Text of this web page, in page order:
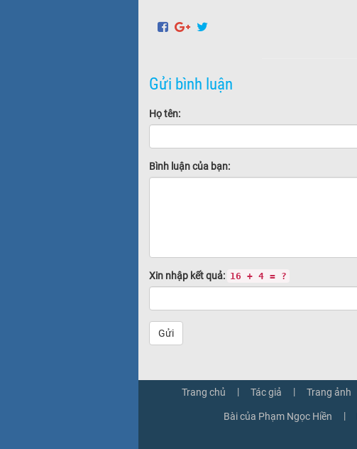
Gửi bình luận
Họ tên:
Bình luận của bạn:
Xin nhập kết quả: 16 + 4 = ?
Gửi
Trang chủ | Tác giả | Trang ảnh
Bài của Phạm Ngọc Hiền |